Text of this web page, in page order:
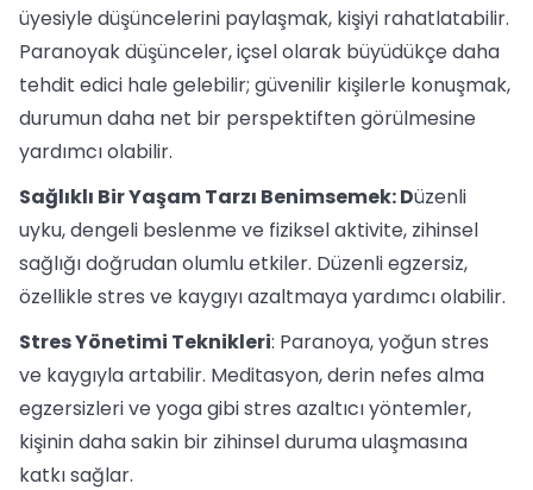
üyesiyle düşüncelerini paylaşmak, kişiyi rahatlatabilir.
Paranoyak düşünceler, içsel olarak büyüdükçe daha
tehdit edici hale gelebilir; güvenilir kişilerle konuşmak,
durumun daha net bir perspektiften görülmesine
yardımcı olabilir.
Sağlıklı Bir Yaşam Tarzı Benimsemek: Düzenli
uyku, dengeli beslenme ve fiziksel aktivite, zihinsel
sağlığı doğrudan olumlu etkiler. Düzenli egzersiz,
özellikle stres ve kaygıyı azaltmaya yardımcı olabilir.
Stres Yönetimi Teknikleri: Paranoya, yoğun stres
ve kaygıyla artabilir. Meditasyon, derin nefes alma
egzersizleri ve yoga gibi stres azaltıcı yöntemler,
kişinin daha sakin bir zihinsel duruma ulaşmasına
katkı sağlar.